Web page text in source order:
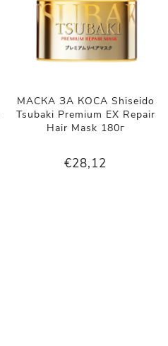
МАСКА ЗА КОСА Shiseido
Tsubaki Premium EX Repair
Hair Mask 180г
€28,12